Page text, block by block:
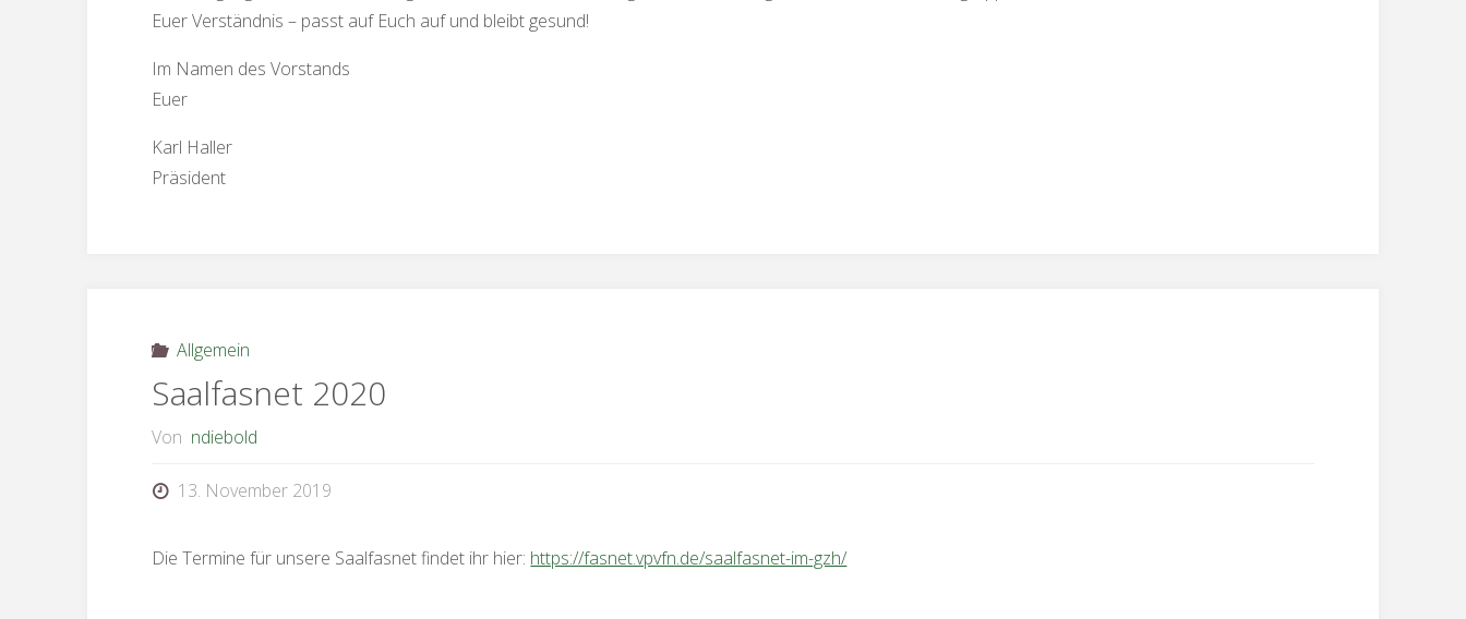
Euer Verständnis – passt auf Euch auf und bleibt gesund!
Im Namen des Vorstands
Euer
Karl Haller
Präsident
Allgemein
Saalfasnet 2020
Von ndiebold
13. November 2019
Die Termine für unsere Saalfasnet findet ihr hier: https://fasnet.vpvfn.de/saalfasnet-im-gzh/